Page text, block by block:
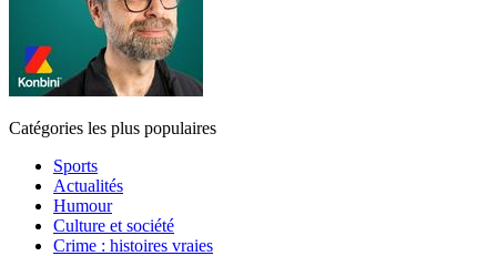
Catégories les plus populaires
Sports
Actualités
Humour
Culture et société
Crime : histoires vraies